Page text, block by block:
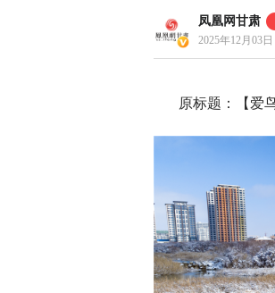
凤凰网甘肃
2025年12月03日
原标题：【爱